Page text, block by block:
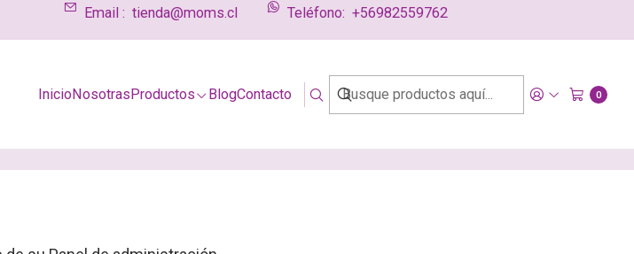
InicioNosotrasProductos BlogContacto 0
Email : tienda@moms.cl Teléfono: +56982559762